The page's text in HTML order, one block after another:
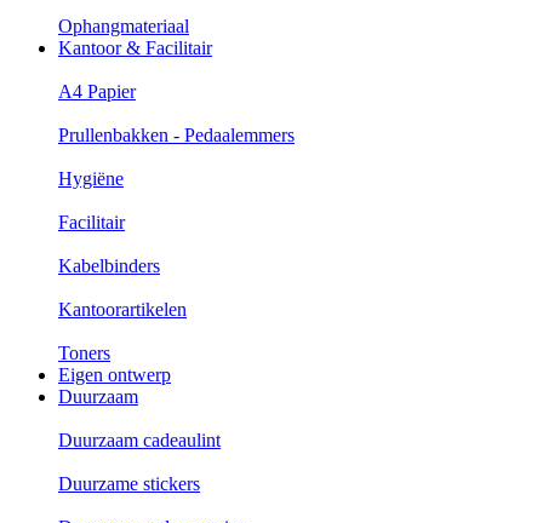
Ophangmateriaal
Kantoor & Facilitair
A4 Papier
Prullenbakken - Pedaalemmers
Hygiëne
Facilitair
Kabelbinders
Kantoorartikelen
Toners
Eigen ontwerp
Duurzaam
Duurzaam cadeaulint
Duurzame stickers